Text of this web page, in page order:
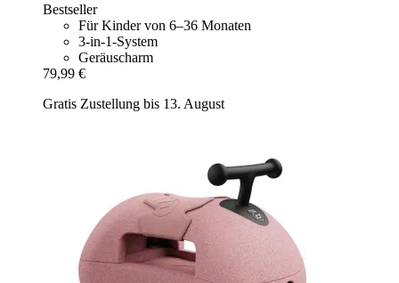
Bestseller
Für Kinder von 6–36 Monaten
3-in-1-System
Geräuscharm
79,99 €
Gratis Zustellung bis 13. August